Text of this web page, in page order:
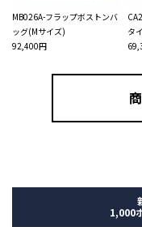
MB026A-フラップボストンバ
ッグ(Mサイズ)
92,400円
タ
1,000